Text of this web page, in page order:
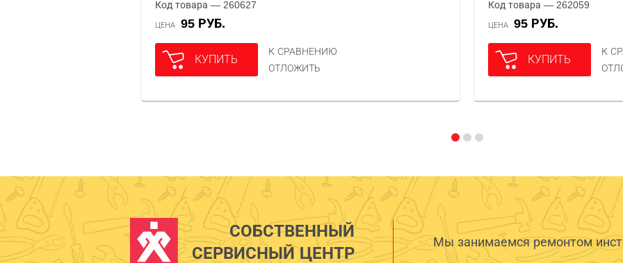
Код товара — 260627
ЦЕНА 95 РУБ.
КУПИТЬ
К СРАВНЕНИЮ
ОТЛОЖИТЬ
Код товара — 262059
ЦЕНА 95 РУБ.
КУПИТЬ
К
СОБСТВЕННЫЙ
СЕРВИСНЫЙ ЦЕНТР
Мы занимаемся ремонтом